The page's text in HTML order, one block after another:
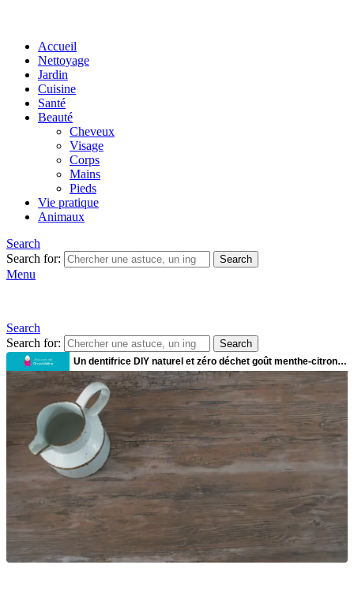
Accueil
Nettoyage
Jardin
Cuisine
Santé
Beauté
Cheveux
Visage
Corps
Mains
Pieds
Vie pratique
Animaux
Search
Search for:
Search
Menu
Search
Search for:
Search